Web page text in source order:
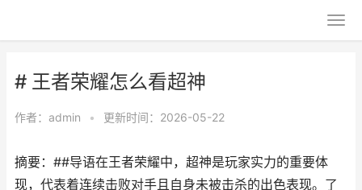
# 王者荣耀怎么看超神
作者： admin • 更新时间：2026-05-22
摘要：##导语在王者荣耀中，超神是玩家实力的重要体
现，代表着连续击败对手且自身未被击杀的出色表现。了